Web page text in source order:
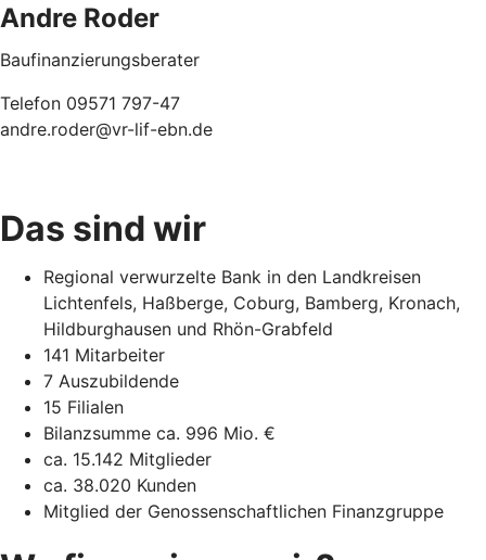
Andre Roder
Baufinanzierungsberater
Telefon 09571 797-47
andre.roder@vr-lif-ebn.de
Das sind wir
Regional verwurzelte Bank in den Landkreisen
Lichtenfels, Haßberge, Coburg, Bamberg, Kronach,
Hildburghausen und Rhön-Grabfeld
141 Mitarbeiter
7 Auszubildende
15 Filialen
Bilanzsumme ca. 996 Mio. €
ca. 15.142 Mitglieder
ca. 38.020 Kunden
Mitglied der Genossenschaftlichen Finanzgruppe